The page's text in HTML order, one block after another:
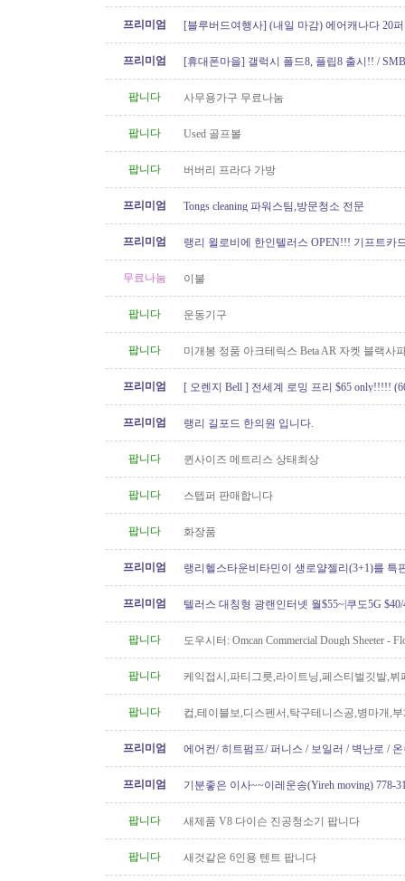
프리미엄
[블루버드여행사] (내일 마감) 에어캐나다 20
프리미엄
[휴대폰마을] 갤럭시 폴드8, 플립8 출시!! /
팝니다
사무용가구 무료나눔
팝니다 Used 골프볼
팝니다 버버리 프라다 가방
프리미엄 Tongs cleaning 파워스팀,방문청소 전문
프리미엄
랭리 윌로비에 한인텔러스 OPEN!!! 기프트카
무료나눔
이불
팝니다 운동기구
팝니다
미개봉 정품 아크테릭스 Beta AR 자켓 블랙사
프리미엄
[ 오렌지 Bell ] 전세계 로밍 프리 $65 only!!!!!
프리미엄 랭리 길포드 한의원 입니다.
팝니다 퀸사이즈 메트리스 상태최상
팝니다 스텝퍼 판매합니다
팝니다 화장품
프리미엄 랭리헬스타운비타민이 생로얄젤리(3+1)를 특
프리미엄
텔러스 대칭형 광랜인터넷 월$55~|쿠도5G $40/
팝니다
도우시터: Omcan Commercial Dough Sheeter -
팝니다
케익접시,파티그릇,라이트닝,페스티벌깃발,뷔
팝니다
컵,테이블보,디스펜서,탁구테니스공,병마개,
프리미엄
에어컨/ 히트펌프/ 퍼니스 / 보일러 / 벽난로 /
프리미엄
기분좋은 이사~~이레운송(Yireh moving) 778-
팝니다 새제품 V8 다이슨 진공청소기 팝니다
팝니다 새것같은 6인용 텐트 팝니다